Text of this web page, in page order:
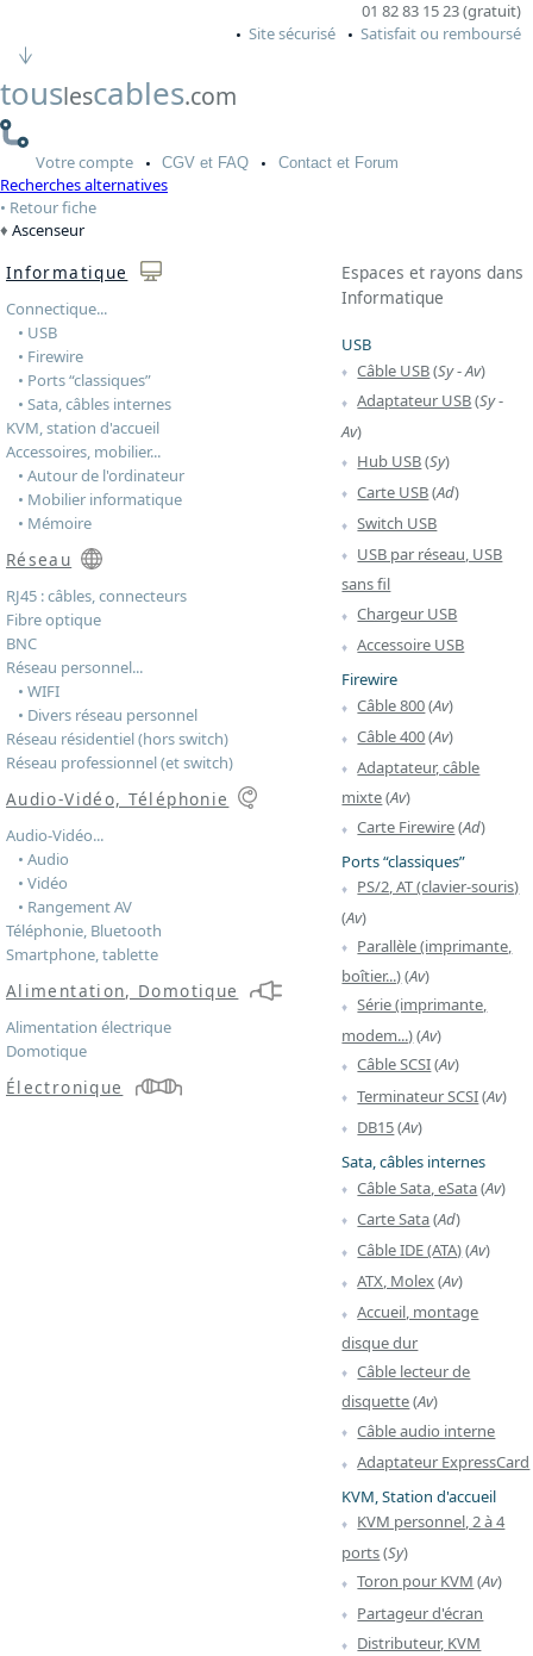
01 82 83 15 23 (gratuit)
Site sécurisé
Satisfait ou remboursé
touslescables.com
Votrecompte CGV et FAQ Contactet Forum
Recherches alternatives
Retour fiche
Ascenseur
Espaces et rayons dans
Informatique
USB
Câble USB(Sy-Av)
Adaptateur USB(Sy-
Av)
Hub USB(Sy)
Carte USB(Ad)
Switch USB
USB par réseau, USB
sans fil
Chargeur USB
Accessoire USB
Firewire
Câble 800(Av)
Câble 400(Av)
Adaptateur, câble
mixte(Av)
Carte Firewire(Ad)
Ports “classiques”
PS/2, AT (clavier-souris)
(Av)
Parallèle (imprimante,
boîtier...)(Av)
Série (imprimante,
modem...)(Av)
Câble SCSI(Av)
Terminateur SCSI(Av)
DB15(Av)
Sata, câbles internes
Câble Sata, eSata(Av)
Carte Sata(Ad)
Câble IDE (ATA)(Av)
ATX, Molex(Av)
Accueil, montage
disque dur
Câble lecteur de
disquette(Av)
Câble audio interne
Adaptateur ExpressCard
KVM, Station d'accueil
KVM personnel, 2 à 4
ports(Sy)
Toron pour KVM (Av)
Partageur d'écran
Distributeur, KVM
Informatique
Connectique...
• USB
• Firewire
• Ports “classiques”
• Sata, câbles internes
KVM, station d'accueil
Accessoires, mobilier...
• Autour de l'ordinateur
• Mobilier informatique
• Mémoire
Réseau
RJ45 : câbles, connecteurs
Fibre optique
BNC
Réseau personnel...
• WIFI
• Divers réseau personnel
Réseau résidentiel (hors switch)
Réseau professionnel (et switch)
Audio-Vidéo, Téléphonie
Audio-Vidéo...
• Audio
• Vidéo
• Rangement AV
Téléphonie, Bluetooth
Smartphone, tablette
Alimentation, Domotique
Alimentation électrique
Domotique
Électronique